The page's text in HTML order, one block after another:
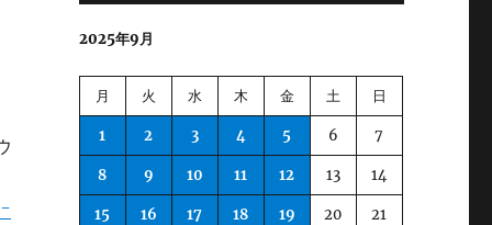
2025年9月
月 火 水 木 金 土 日
1 2 3 4 5 6 7
8 9 10 11 12 13 14
15 16 17 18 19 20 21